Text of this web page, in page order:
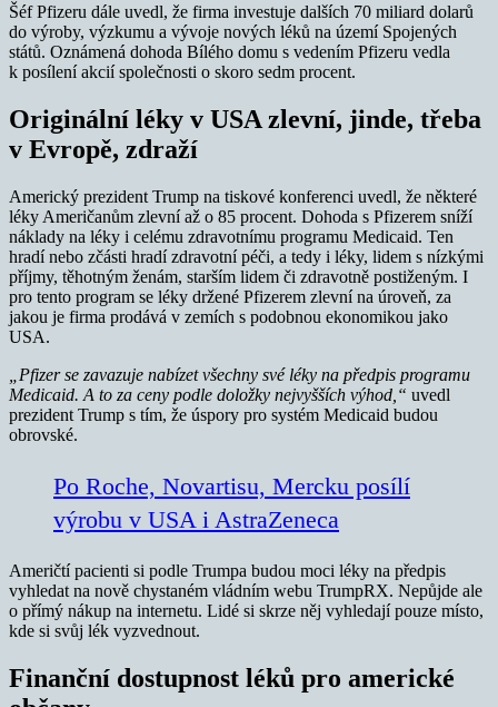
Šéf Pfizeru dále uvedl, že firma investuje dalších 70 miliard dolarů
do výroby, výzkumu a vývoje nových léků na území Spojených
států. Oznámená dohoda Bílého domu s vedením Pfizeru vedla
k posílení akcií společnosti o skoro sedm procent.
Originální léky v USA zlevní, jinde, třeba
v Evropě, zdraží
Americký prezident Trump na tiskové konferenci uvedl, že některé
léky Američanům zlevní až o 85 procent. Dohoda s Pfizerem sníží
náklady na léky i celému zdravotnímu programu Medicaid. Ten
hradí nebo zčásti hradí zdravotní péči, a tedy i léky, lidem s nízkými
příjmy, těhotným ženám, starším lidem či zdravotně postiženým. I
pro tento program se léky držené Pfizerem zlevní na úroveň, za
jakou je firma prodává v zemích s podobnou ekonomikou jako
USA.
„Pfizer se zavazuje nabízet všechny své léky na předpis programu
Medicaid. A to za ceny podle doložky nejvyšších výhod,“ uvedl
prezident Trump s tím, že úspory pro systém Medicaid budou
obrovské.
Po Roche, Novartisu, Mercku posílí
výrobu v USA i AstraZeneca
Američtí pacienti si podle Trumpa budou moci léky na předpis
vyhledat na nově chystaném vládním webu TrumpRX. Nepůjde ale
o přímý nákup na internetu. Lidé si skrze něj vyhledají pouze místo,
kde si svůj lék vyzvednout.
Finanční dostupnost léků pro americké